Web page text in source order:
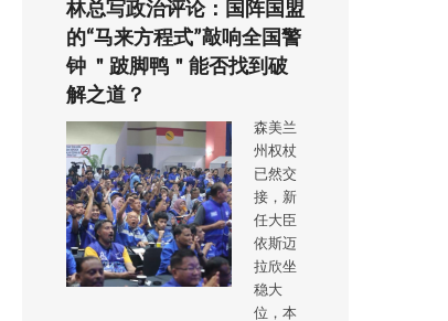
林总写政治评论：国阵国盟
的“马来方程式”敲响全国警
钟 ＂跛脚鸭＂能否找到破
解之道？
森美兰
州权杖
已然交
接，新
任大臣
依斯迈
拉欣坐
稳大
位，本